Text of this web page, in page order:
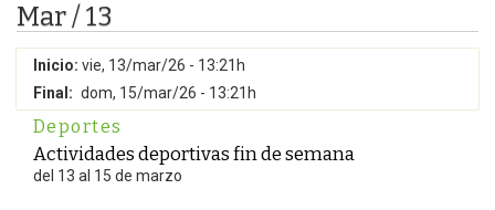
Mar / 13
Inicio: vie, 13/mar/26 - 13:21h
Final: dom, 15/mar/26 - 13:21h
Deportes
Actividades deportivas fin de semana
del 13 al 15 de marzo